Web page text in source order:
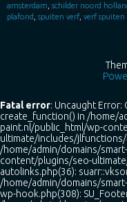
amsterdam schilder noord
plafond spuiten verf, verf spuiten
Fatal error: Uncaught
create_function() in /home/
paint.nl/public_html/wp-
ultimate/includes/jlfunctions/
/home/admin/domains/
content/plugins/seo-
autolinks.php(36):
/home/admin/domains/
wp-hook.php(308):